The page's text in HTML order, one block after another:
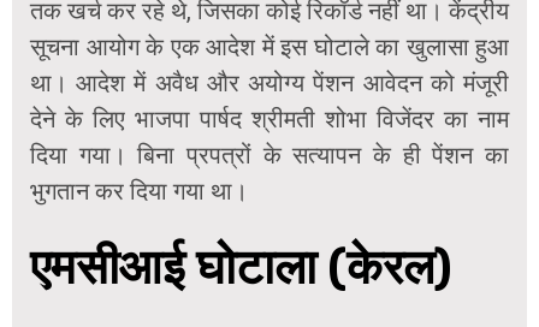
तक खर्च कर रहे थे, जिसका कोई रिकॉर्ड नहीं था। केंद्रीय
सूचना आयोग के एक आदेश में इस घोटाले का खुलासा हुआ
था। आदेश में अवैध और अयोग्य पेंशन आवेदन को मंजूरी
देने के लिए भाजपा पार्षद श्रीमती शोभा विजेंदर का नाम
दिया गया। बिना प्रपत्रों के सत्यापन के ही पेंशन का
भुगतान कर दिया गया था।
एमसीआई घोटाला (केरल)